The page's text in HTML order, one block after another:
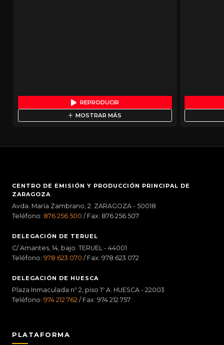
REPRODUCIR
MOSTRAR MÁS
CENTRO DE EMISIÓN Y PRODUCCIÓN PRINCIPAL DE
ZARAGOZA
Avda. María Zambrano, 2. ZARAGOZA - 50018
Teléfono: 876 256 500 / Fax: 876 256 507
DELEGACIÓN DE TERUEL
C/ Amantes, 14, bajo. TERUEL - 44001
Teléfono: 978 623 070 / Fax: 978 623 072
DELEGACIÓN DE HUESCA
Plaza Inmaculada nº 2, piso 1º A. HUESCA - 22003
Teléfono: 974 212 762 / Fax: 974 212 757
PLATAFORMA